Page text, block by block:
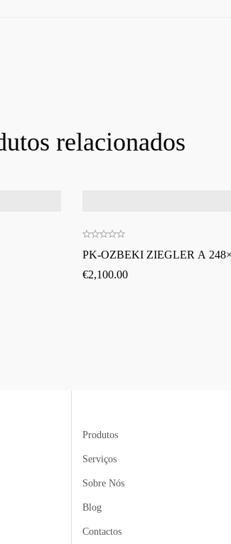
relacionados
PK-OZBEKI ZIEGLER A
€2,100.00
Produtos
Serviços
Sobre Nós
Blog
Contactos